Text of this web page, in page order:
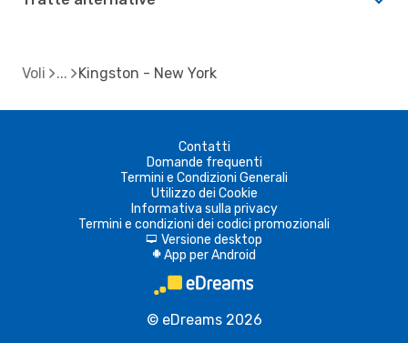
Voli Kingston - New York
Contatti
Domande frequenti
Termini e Condizioni Generali
Utilizzo dei Cookie
Informativa sulla privacy
Termini e condizioni dei codici promozionali
d Versione desktop
A App per Android
© eDreams 2026